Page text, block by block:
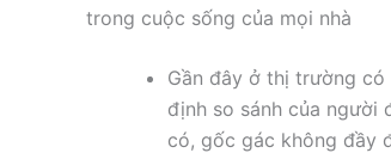
trong cuộc sống của mọi nhà
Gần đây ở thị trường
định so sánh của người
có, gốc gác không đầy